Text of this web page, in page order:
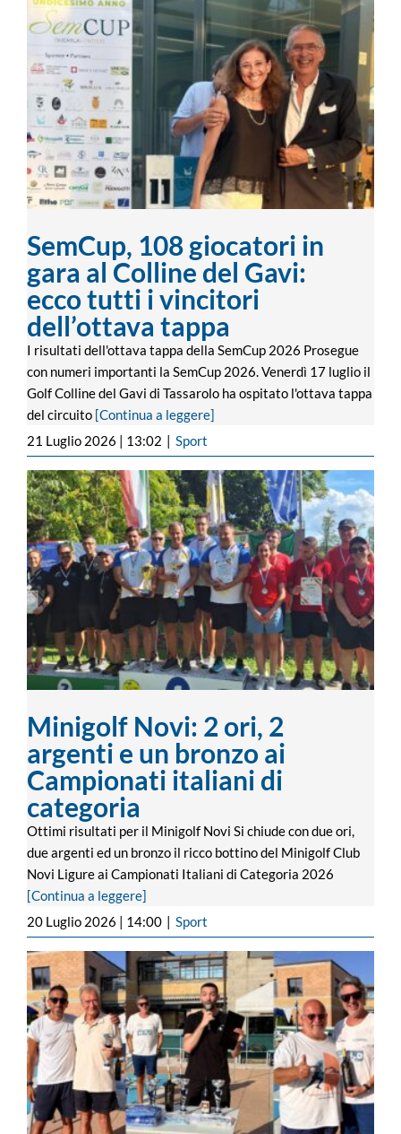
SemCup, 108 giocatori in gara al Colline
del Gavi: ecco tutti i vincitori dell’ottava
tappa
SemCup, 108 giocatori in
gara al Colline del Gavi:
ecco tutti i vincitori
dell’ottava tappa
I risultati dell'ottava tappa della SemCup 2026 Prosegue
con numeri importanti la SemCup 2026. Venerdì 17 luglio il
Golf Colline del Gavi di Tassarolo ha ospitato l'ottava tappa
del circuito [Continua a leggere]
21 Luglio 2026 | 13:02 | Sport
Minigolf Novi: 2 ori, 2 argenti e un bronzo
ai Campionati italiani di categoria
Minigolf Novi: 2 ori, 2
argenti e un bronzo ai
Campionati italiani di
categoria
Ottimi risultati per il Minigolf Novi Si chiude con due ori,
due argenti ed un bronzo il ricco bottino del Minigolf Club
Novi Ligure ai Campionati Italiani di Categoria 2026
[Continua a leggere]
20 Luglio 2026 | 14:00 | Sport
12 ore di nuoto, 210 partecipanti a Novi e
2500€ raccolti: ecco tutti i premiati